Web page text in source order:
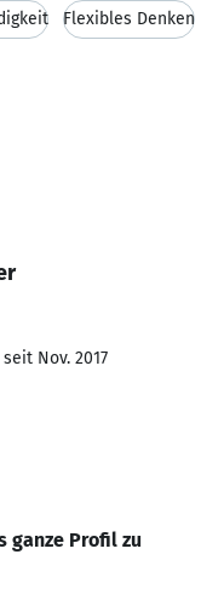
Flexibles Denken
Nov. 2017
ganze Profil zu